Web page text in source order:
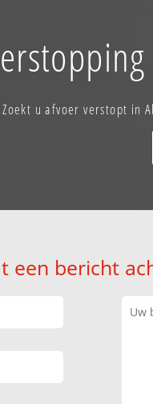
Zoekt u afvoer verstopt in
een bericht